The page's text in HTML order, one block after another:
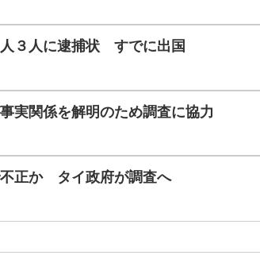
３人に逮捕状 すでに出国
実関係を解明のため調査に協力
不正か タイ政府が調査へ